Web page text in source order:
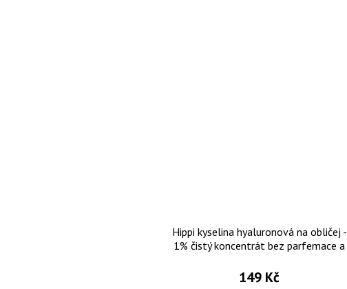
Hippi kyselina hyaluronová na obličej -
1% čistý koncentrát bez parfemace a
149 Kč